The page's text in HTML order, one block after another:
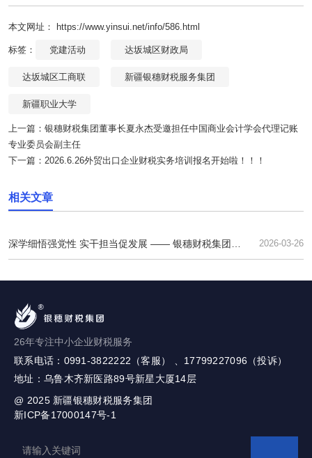
本文网址： https://www.yinsui.net/info/586.html
标签： 党建活动 达坂城区财政局
达坂城区工商联 新疆银穗财税服务集团
新疆职业大学
上一篇： 银穗财税集团董事长夏永杰受邀担任中国商业会计学会代理记账
专业委员会副主任
下一篇： 2026.6.26外贸出口企业财税实务培训报名开始啦！！！
相关文章
2026-03-26
深学细悟强党性 实干担当促发展 —— 银穗财税集团党
支部召开专题学习暨换届选举会议
26年专注中小企业财税服务
联系电话：0991-3822222（客服） 、17799227096（投诉）
地址：乌鲁木齐新医路89号新星大厦14层
@ 2025 新疆银穗财税服务集团
新ICP备17000147号-1